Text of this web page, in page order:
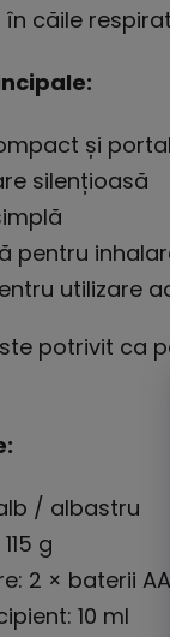
căile
și
silențioasă
pentru
utilizare
potrivit ca
/ albastru
g
2 × baterii
10 ml